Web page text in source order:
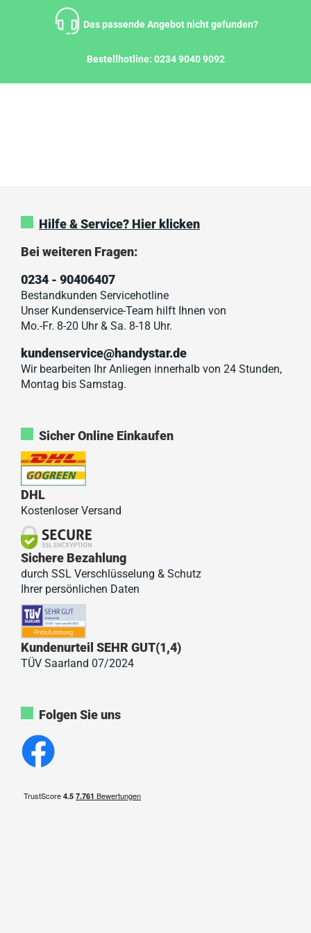
Das passende Angebot nicht gefunden?
Bestellhotline: 0234 9040 9092
Hilfe & Service? Hier klicken
Bei weiteren Fragen:
0234 - 90406407
Bestandkunden Servicehotline
Unser Kundenservice-Team hilft Ihnen von
Mo.-Fr. 8-20 Uhr & Sa. 8-18 Uhr.
kundenservice@handystar.de
Wir bearbeiten Ihr Anliegen innerhalb von 24 Stunden,
Montag bis Samstag.
Sicher Online Einkaufen
DHL
Kostenloser Versand
Sichere Bezahlung
durch SSL Verschlüsselung & Schutz
Ihrer persönlichen Daten
Kundenurteil SEHR GUT(1,4)
TÜV Saarland 07/2024
Folgen Sie uns